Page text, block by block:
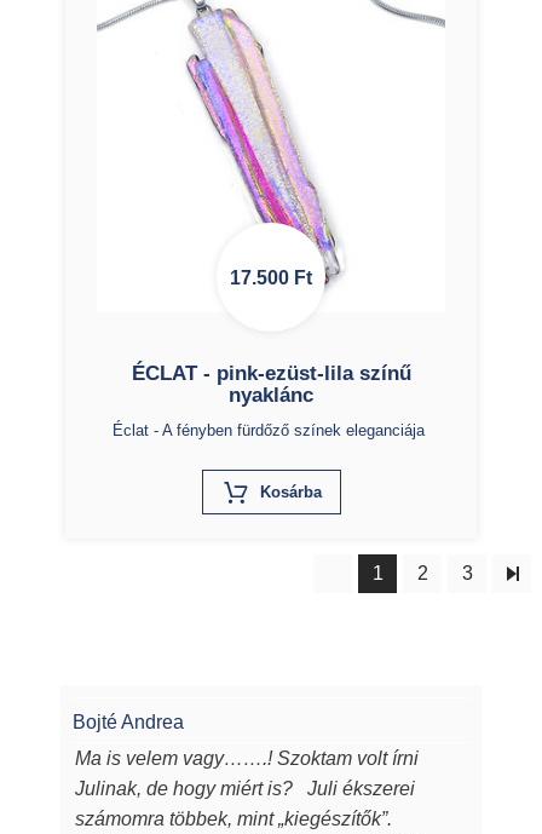
17.500 Ft
ÉCLAT - pink-ezüst-lila színű
nyaklánc
Éclat - A fényben fürdőző színek eleganciája
KosárbaX
1 2 3
Bojté Andrea
Ma is velem vagy…….! Szoktam volt írni
Julinak, de hogy miért is? Juli ékszerei
számomra többek, mint „kiegészítők”.